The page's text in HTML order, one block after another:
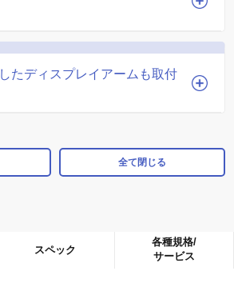
たディスプレイアームも取付
全て閉じる
スペック
各種規格/
サービス